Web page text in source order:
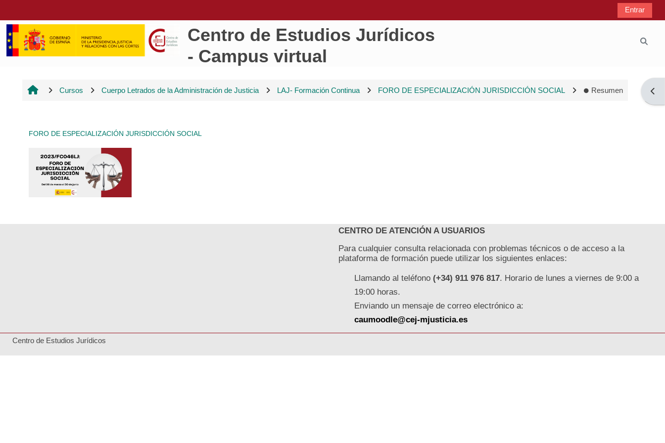
Entrar
Centro de Estudios Jurídicos
- Campus virtual
Cursos Cuerpo Letrados de la Administración de Justicia LAJ- Formación Continua FORO DE ESPECIALIZACIÓN JURISDICCIÓN SOCIAL Resumen
FORO DE ESPECIALIZACIÓN JURISDICCIÓN SOCIAL
CENTRO DE ATENCIÓN A USUARIOS
Para cualquier consulta relacionada con problemas técnicos o de acceso a la
plataforma de formación puede utilizar los siguientes enlaces:
Llamando al teléfono (+34) 911 976 817. Horario de lunes a viernes de 9:00 a
19:00 horas.
Enviando un mensaje de correo electrónico a:
caumoodle@cej-mjusticia.es
Centro de Estudios Jurídicos